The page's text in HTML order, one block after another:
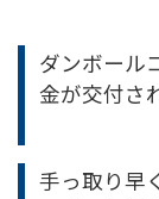
ダンボール
金が交付さ
手っ取り早